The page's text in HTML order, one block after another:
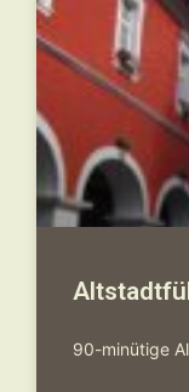
90-minütige